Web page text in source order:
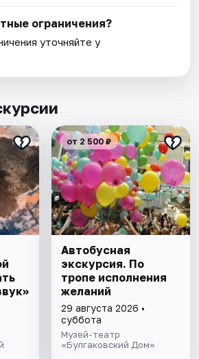
ограничения?
уточняйте у
от 2 500 ₽
Автобусная
экскурсия. По
тропе исполнения
желаний
29 августа 2026 •
суббота
Музей-театр
«Булгаковский Дом»